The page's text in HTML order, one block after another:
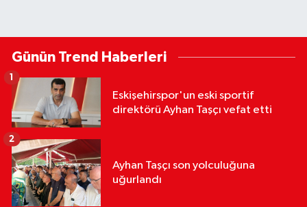
Günün Trend Haberleri
Eskişehirspor'un eski sportif
direktörü Ayhan Taşçı vefat etti
1
Ayhan Taşçı son yolculuğuna
uğurlandı
2